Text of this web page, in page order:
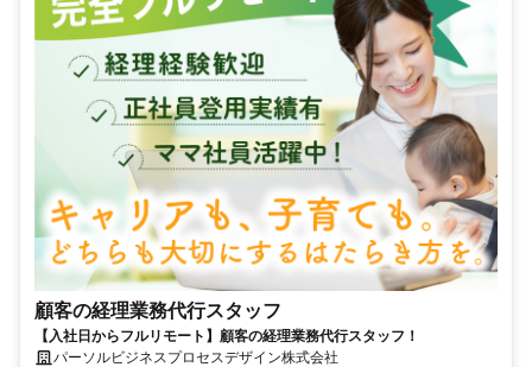
顧客の経理業務代行スタッフ
【入社日からフルリモート】顧客の経理業務代行スタッフ！
パーソルビジネスプロセスデザイン株式会社